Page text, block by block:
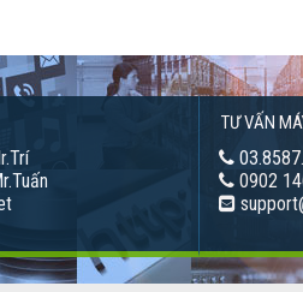
TƯ VẤN
0902